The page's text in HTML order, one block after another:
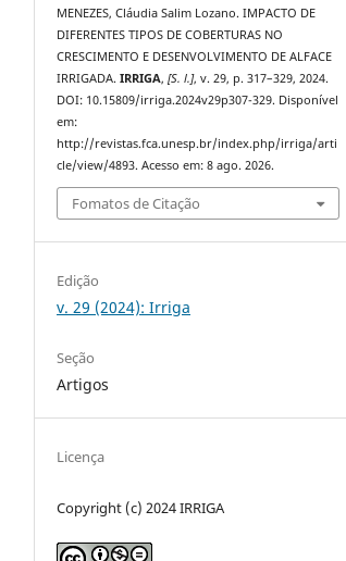
MENEZES, Cláudia Salim Lozano. IMPACTO DE
DIFERENTES TIPOS DE COBERTURAS NO
CRESCIMENTO E DESENVOLVIMENTO DE ALFACE
IRRIGADA.IRRIGA,[S. l.], v. 29, p. 317–329, 2024.
DOI: 10.15809/irriga.2024v29p307-329. Disponível
em:
http://revistas.fca.unesp.br/index.php/irriga/arti
cle/view/4893. Acesso em: 8 ago. 2026.
Fomatos de Citação
Edição
v. 29 (2024): Irriga
Seção
Artigos
Licença
Copyright (c) 2024 IRRIGA